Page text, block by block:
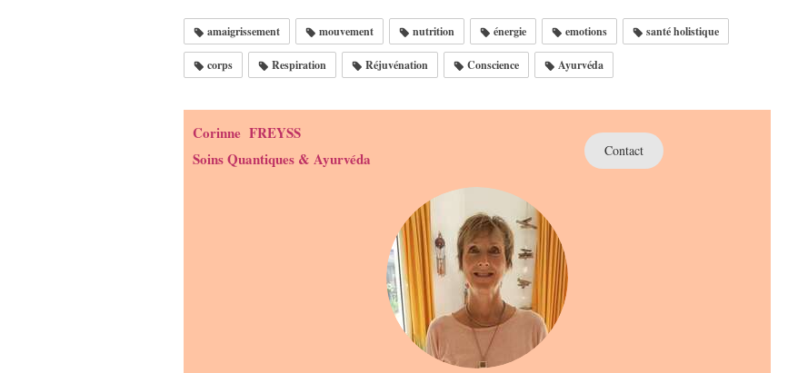
amaigrissement mouvement nutrition énergie emotions santé holistique
corps Respiration Réjuvénation Conscience Ayurvéda
Corinne FREYSS
Soins Quantiques & Ayurvéda
Contact